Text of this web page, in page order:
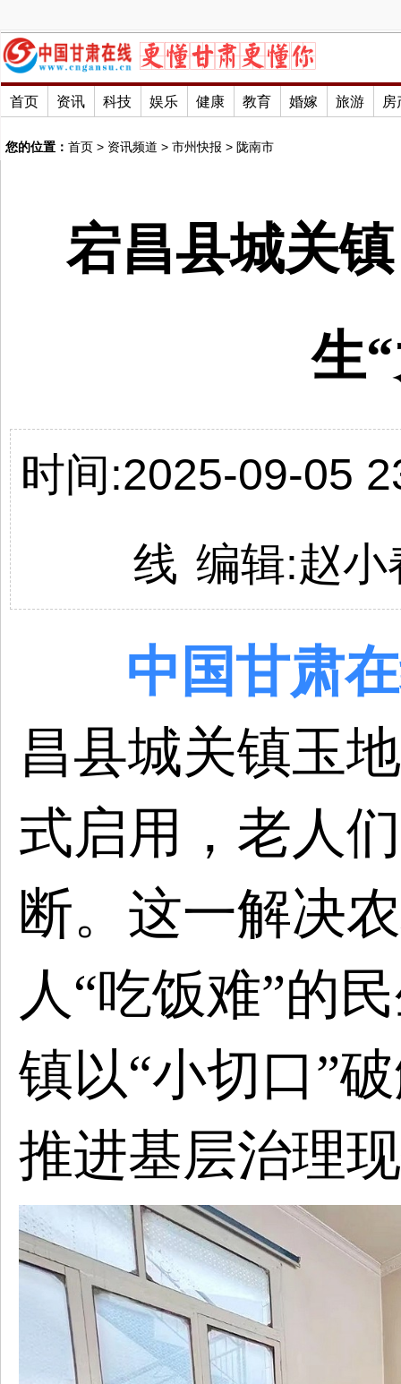
首页 资讯 科技 娱乐 健康 教育 婚嫁 旅游 房
您的位置： 首页 > 资讯频道 > 市州快报 > 陇南市
宕昌县城关
生
时间:2025-09-05
线 编辑:赵小
中国甘肃
昌县城关镇玉
式启用，老人
断。这一解决
人 “吃饭难”的
镇以“小切口”
推进基层治理